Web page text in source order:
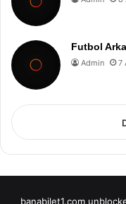
Futbol
Admin 7
banabilet1.com